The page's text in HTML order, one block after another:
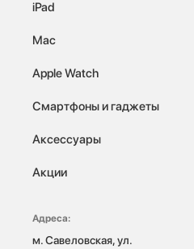
iPad
Mac
Apple Watch
Смартфоны и гаджеты
Аксессуары
Акции
Адреса:
м. Савеловская, ул.